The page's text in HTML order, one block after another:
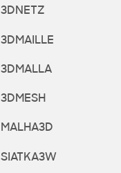
3DNETZ
3DMAILLE
3DMALLA
3DMESH
MALHA3D
SIATKA3W